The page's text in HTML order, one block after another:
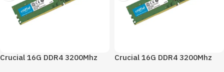
Crucial 16G DDR4 3200Mhz
Crucial 16G DDR4 3200Mhz